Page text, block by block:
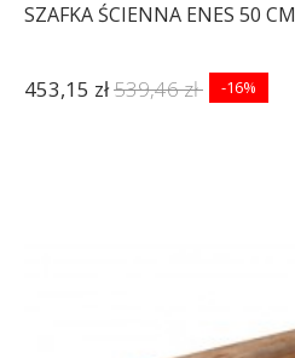
SZAFKA ŚCIENNA ENES 50 CM
453,15 zł539,46 zł -16%